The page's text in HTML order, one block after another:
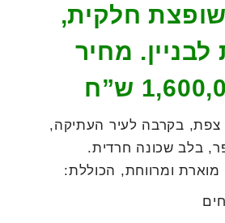
חלקית,
מחיר
צפת, בקרבה לעיר העתיקה,
בלב שכונה חרדית.
ומרווחת, הכוללת: